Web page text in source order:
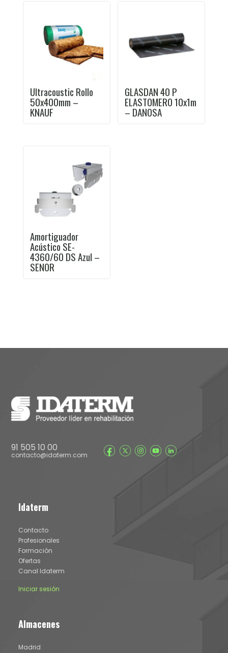
Ultracoustic Rollo
50x400mm –
KNAUF
GLASDAN 40 P
ELASTOMERO 10x1m
– DANOSA
Amortiguador
Acústico SE-
4360/60 DS Azul –
SENOR
91 505 10 00
contacto@idaterm.com
Idaterm
Contacto
Profesionales
Formación
Ofertas
Canal Idaterm
Iniciar sesión
Almacenes
Madrid